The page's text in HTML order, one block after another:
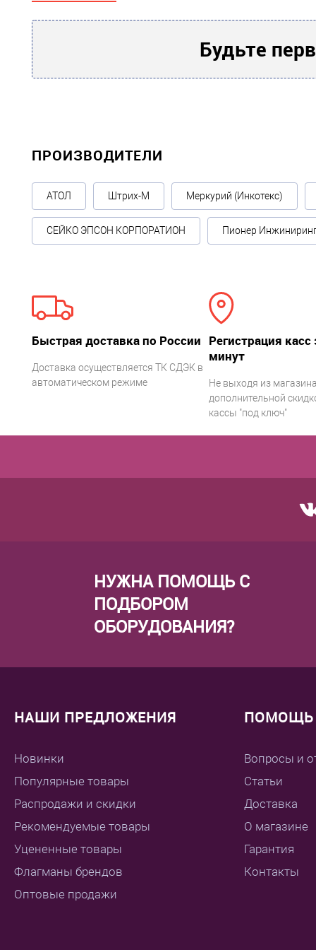
Прочие
Производитель
Гарантия, месяцев
Будьте
ПРОИЗВОДИТЕЛИ
АТОЛ Штрих-М Меркурий (Инкотекс)
СЕЙКО ЭПСОН КОРПОРАТИОН Пионер
Быстрая доставка по России
Доставка осуществляется ТК СДЭК в
автоматическом режиме
Регистрация касс
минут
Не выходя из
дополнительной
кассы "под ключ"
НУЖНА ПОМОЩЬ С
ПОДБОРОМ
ОБОРУДОВАНИЯ?
НАШИ ПРЕДЛОЖЕНИЯ
Новинки
Популярные товары
Распродажи и скидки
Рекомендуемые товары
Уцененные товары
Флагманы брендов
Оптовые продажи
ПОМОЩЬ
Вопросы и
Статьи
Доставка
О магазине
Гарантия
Контакты